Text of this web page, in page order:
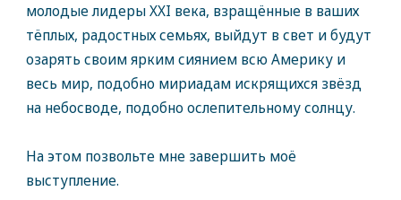
молодые лидеры XXI века, взращённые в ваших
тёплых, радостных семьях, выйдут в свет и будут
озарять своим ярким сиянием всю Америку и
весь мир, подобно мириадам искрящихся звёзд
на небосводе, подобно ослепительному солнцу.
На этом позвольте мне завершить моё
выступление.